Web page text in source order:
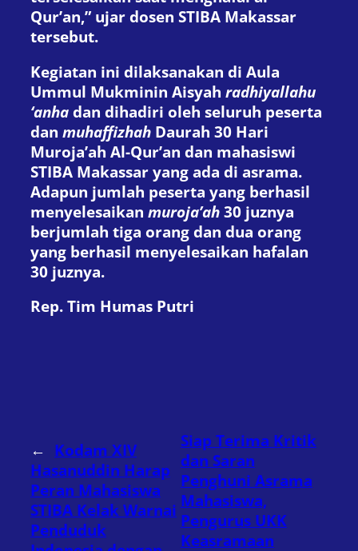
Qur’an,” ujar dosen STIBA Makassar
tersebut.
Kegiatan ini dilaksanakan di Aula
Ummul Mukminin Aisyah radhiyallahu
‘anha dan dihadiri oleh seluruh peserta
dan muhaffizhah Daurah 30 Hari
Muroja’ah Al-Qur’an dan mahasiswi
STIBA Makassar yang ada di asrama.
Adapun jumlah peserta yang berhasil
menyelesaikan muroja’ah 30 juznya
berjumlah tiga orang dan dua orang
yang berhasil menyelesaikan hafalan
30 juznya.
Rep. Tim Humas Putri
← Kodam XIV
Hasanuddin Harap
Peran Mahasiswa
STIBA Kelak Warnai
Penduduk
Siap Terima Kritik
dan Saran
Penghuni Asrama
Mahasiswa,
Pengurus UKK
Keasramaan